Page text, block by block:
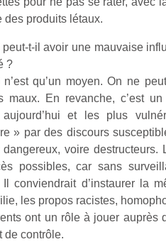
des produits létaux.
peut-t-il avoir une mauvaise
?
n’est qu’un moyen. On ne
maux. En revanche, c’est
aujourd’hui et les plus
» par des discours
dangereux, voire destructeurs.
possibles, car sans
Il conviendrait d’instaurer la
les propos racistes,
ont un rôle à jouer auprès
de contrôle.
une
trottinette
mécanique
Beeper
Les
enfants
débordent
souvent
d’énergie.
Varier les
occupations
n’est pas
pour les
grands et
les petits !
Durant les
vacances
estivales
et avec le
retour des
beaux
jours, c’est